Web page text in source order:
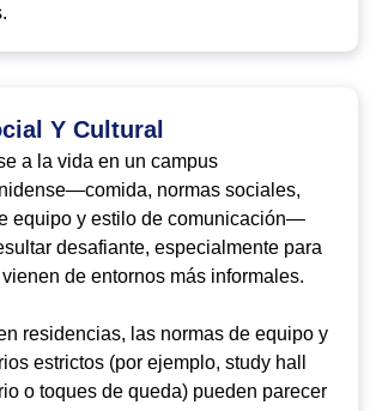
Y Cultural
a la vida en un campus
normas sociales,
equipo y estilo de comunicación—
desafiante, especialmente para
de entornos más informales.
residencias, las normas de equipo y
estrictos (por ejemplo, study hall
o toques de queda) pueden parecer